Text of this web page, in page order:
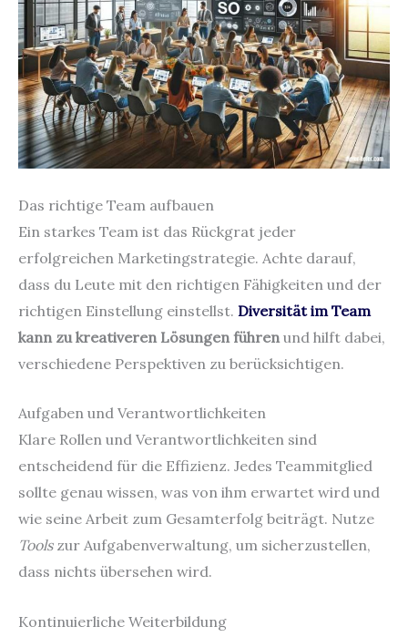
Das richtige Team aufbauen
Ein starkes Team ist das Rückgrat jeder
erfolgreichen Marketingstrategie. Achte darauf,
dass du Leute mit den richtigen Fähigkeiten und der
richtigen Einstellung einstellst. Diversität im Team
kann zu kreativeren Lösungen führen und hilft dabei,
verschiedene Perspektiven zu berücksichtigen.
Aufgaben und Verantwortlichkeiten
Klare Rollen und Verantwortlichkeiten sind
entscheidend für die Effizienz. Jedes Teammitglied
sollte genau wissen, was von ihm erwartet wird und
wie seine Arbeit zum Gesamterfolg beiträgt. Nutze
Toolszur Aufgabenverwaltung, um sicherzustellen,
dass nichts übersehen wird.
Kontinuierliche Weiterbildung